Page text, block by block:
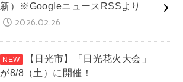
新）※GoogleニュースRSSより
2026.02.26
【日光市】「日光花火大会」
が8/8（土）に開催！